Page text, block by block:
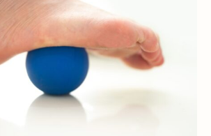
天王寺 頸椎椎間板ヘルニア
脱水症状 湿気
イオンタウン小阪 今里 クリスタ長堀
八戸ノ里駅 呼吸 春バテ